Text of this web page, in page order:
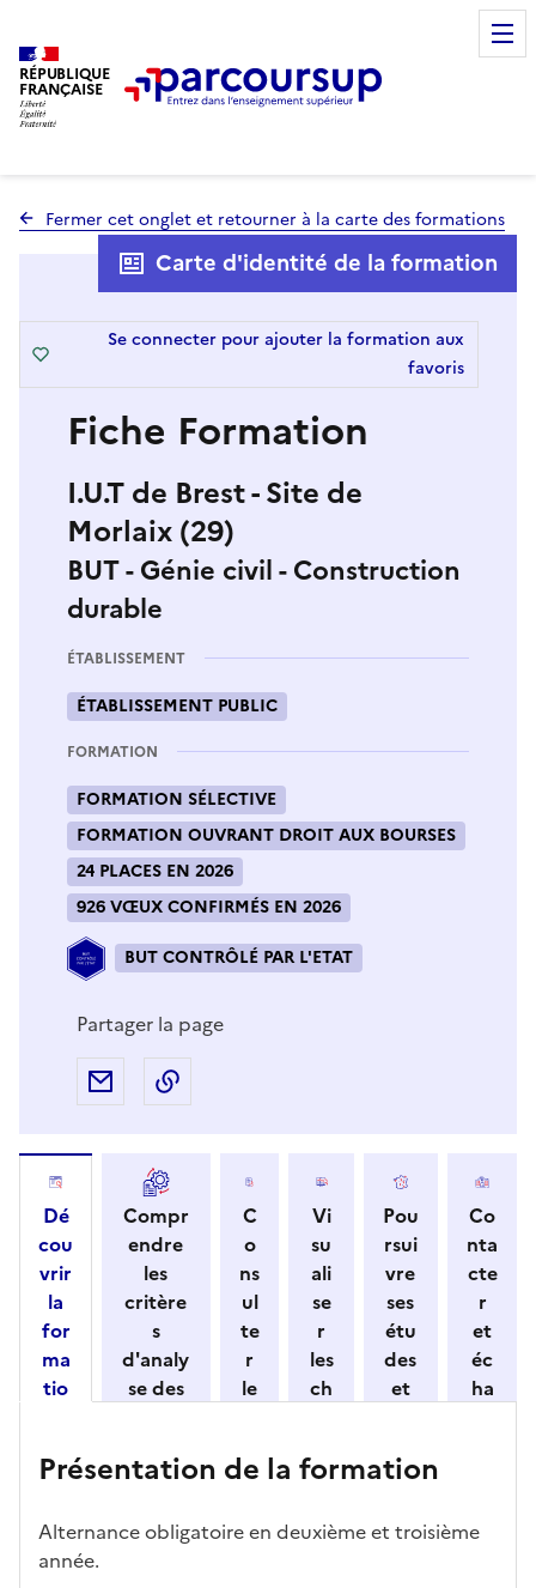
RÉPUBLIQUE
FRANÇAISE
Fermer cet onglet et retourner à la carte des formations
Fiche Formation
I.U.T de Brest - Site de
Morlaix (29)
BUT - Génie civil - Construction
durable
Carte d'identité de la formation
Se connecter pour ajouter la formation aux
favoris
ÉTABLISSEMENT
ÉTABLISSEMENT PUBLIC
FORMATION
FORMATION SÉLECTIVE
FORMATION OUVRANT DROIT AUX BOURSES
24 PLACES EN 2026
926 VŒUX CONFIRMÉS EN 2026
BUT CONTRÔLÉ PAR L'ETAT
Partager la page
Partager par e-mail
Dé
cou
vrir
la
for
ma
tio
ses
act
éris
Compr
endre
les
critère
s
d'analy
se des
par
ssemen
C
o
ns
ul
te
r
le
o
ali
Vi
su
ali
se
r
les
ch
s
ac
Pou
rsui
vre
ses
étu
des
et
re
dé
Co
nta
cte
r
et
éc
ha
l'ét
Présentation de la formation
Alternance obligatoire en deuxième et troisième
année.